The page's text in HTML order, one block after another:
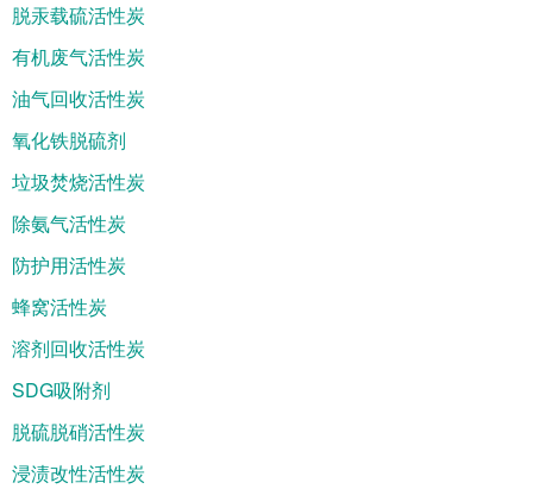
脱汞载硫活性炭
有机废气活性炭
油气回收活性炭
氧化铁脱硫剂
垃圾焚烧活性炭
除氨气活性炭
防护用活性炭
蜂窝活性炭
溶剂回收活性炭
SDG吸附剂
脱硫脱硝活性炭
浸渍改性活性炭